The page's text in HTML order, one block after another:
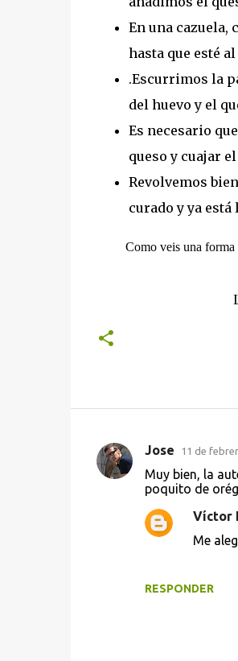
En una cazuela,
hasta que esté
.Escurrimos la
del huevo y el
Es necesario
queso y cuajar
Revolvemos
curado y ya
Como veis una
C
Jose 11 de
Muy bien, la
poquito de
RESPONDER
Víctor
Me